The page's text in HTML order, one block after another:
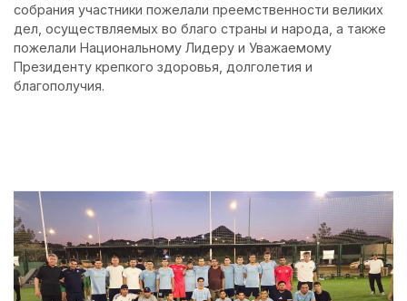
собрания участники пожелали преемственности великих
дел, осуществляемых во благо страны и народа, а также
пожелали Национальному Лидеру и Уважаемому
Президенту крепкого здоровья, долголетия и
благополучия.